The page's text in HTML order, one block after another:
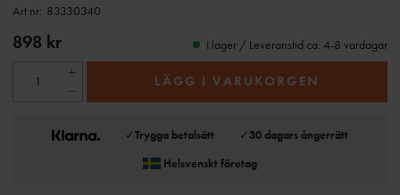
Art nr: 83330340
898 kr I lager / Leveranstid ca. 4-8 vardagar
LÄGG I VARUKORGEN
✓Trygga betalsätt ✓30 dagars ångerrätt
Helsvenskt företag